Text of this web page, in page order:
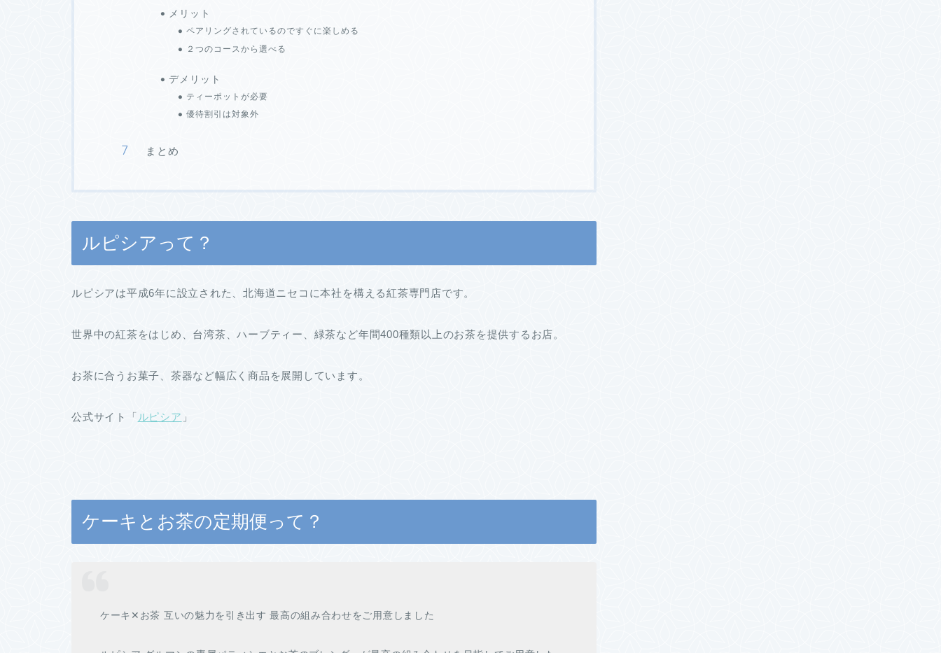
メリット
ペアリングされているのですぐに楽しめる
２つのコースから選べる
デメリット
ティーポットが必要
優待割引は対象外
まとめ
ルピシアって？
ルピシアは平成6年に設立された、北海道ニセコに本社を構える紅茶専門店です。
世界中の紅茶をはじめ、台湾茶、ハーブティー、緑茶など年間400種類以上のお茶を提供するお店。
お茶に合うお菓子、茶器など幅広く商品を展開しています。
公式サイト「 ルピシア 」
ケーキとお茶の定期便って？
ケーキ✕お茶 互いの魅力を引き出す 最高の組み合わせをご用意しました